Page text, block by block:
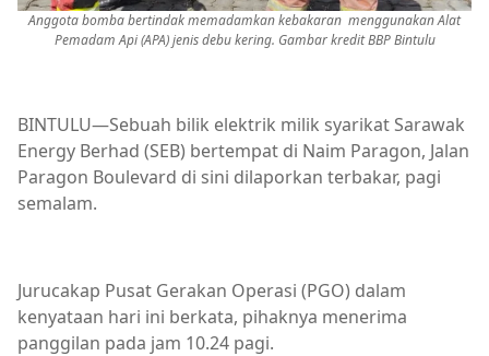
Anggota bomba bertindak memadamkan kebakaran menggunakan Alat
Pemadam Api (APA) jenis debu kering. Gambar kredit BBP Bintulu
BINTULU—Sebuah bilik elektrik milik syarikat Sarawak
Energy Berhad (SEB) bertempat di Naim Paragon, Jalan
Paragon Boulevard di sini dilaporkan terbakar, pagi
semalam.
Jurucakap Pusat Gerakan Operasi (PGO) dalam
kenyataan hari ini berkata, pihaknya menerima
panggilan pada jam 10.24 pagi.